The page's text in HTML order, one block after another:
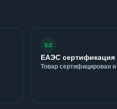
📜
ЕАЭС сертификация
Товар сертифицирован